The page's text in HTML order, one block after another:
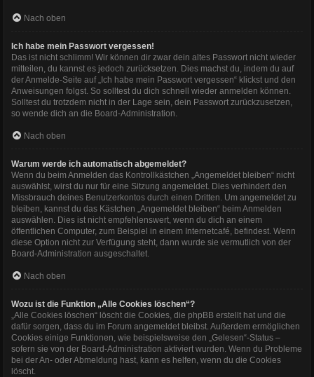
Nach oben
Ich habe mein Passwort vergessen!
Das ist nicht schlimm! Wir können dir zwar dein altes Passwort nicht wieder
mitteilen, du kannst es jedoch zurücksetzen. Dies machst du, indem du auf
der Anmelde-Seite auf „Ich habe mein Passwort vergessen“ klickst und den
Anweisungen folgst. So solltest du dich schnell wieder anmelden können.
Solltest du trotzdem nicht in der Lage sein, dein Passwort zurückzusetzen,
so wende dich an die Board-Administration.
Nach oben
Warum werde ich automatisch abgemeldet?
Wenn du beim Anmelden das Kontrollkästchen „Angemeldet bleiben“ nicht
auswählst, wirst du nur für eine Sitzung angemeldet. Dies verhindert den
Missbrauch deines Benutzerkontos durch einen Dritten. Um angemeldet zu
bleiben, kannst du das Kästchen „Angemeldet bleiben“ beim Anmelden
auswählen. Dies ist nicht empfehlenswert, wenn du dich an einem
öffentlichen Computer, zum Beispiel in einem Internetcafé, befindest. Wenn
diese Option nicht zur Verfügung steht, dann wurde sie vermutlich von der
Board-Administration ausgeschaltet.
Nach oben
Wozu ist die Funktion „Alle Cookies löschen“?
„Alle Cookies löschen“ löscht die Cookies, die phpBB erstellt hat und die
dafür sorgen, dass du im Forum angemeldet bleibst. Außerdem ermöglichen
Cookies einige Funktionen, wie beispielsweise den „Gelesen“-Status –
sofern sie von der Board-Administration aktiviert wurden. Wenn du Probleme
bei der An- oder Abmeldung hast, kann es helfen, wenn du die Cookies
löscht.